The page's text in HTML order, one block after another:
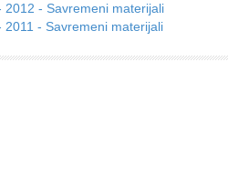
- Savremeni materijali
- Savremeni materijali